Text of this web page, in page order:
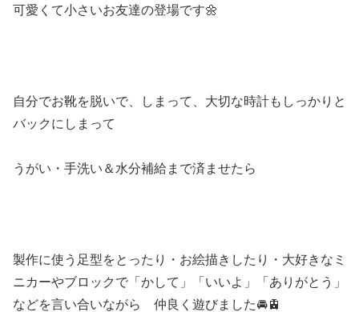
可愛くて小さいお友達の登場です🌼
自分でお靴を脱いで、しまって、大切な時計もしっかりと
バックにしまって
うがい・手洗い＆水分補給まで済ませたら
製作に使う足型をとったり・お絵描きしたり・大好きなミ
ニカーやブロックで「かして」「いいよ」「ありがとう」
などを言い合いながら 仲良く遊びました🚘🚊